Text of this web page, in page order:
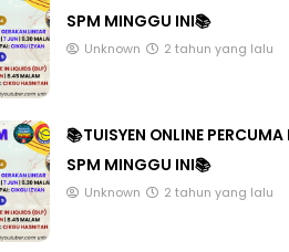
SPM MINGGU INI📚
Unknown 2 tahun yang lalu
📚TUISYEN ONLINE PERCUMA
SPM MINGGU INI📚
Unknown 2 tahun yang lalu